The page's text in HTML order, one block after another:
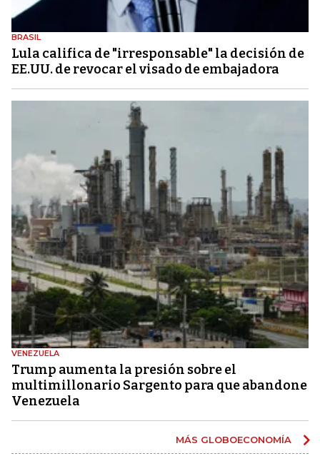
BRASIL
Lula califica de "irresponsable" la decisión de
EE.UU. de revocar el visado de embajadora
VENEZUELA
Trump aumenta la presión sobre el
multimillonario Sargento para que abandone
Venezuela
MÁS GLOBOECONOMÍA